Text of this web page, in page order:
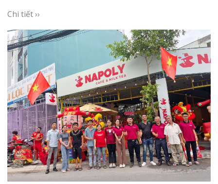
Chi tiết ››